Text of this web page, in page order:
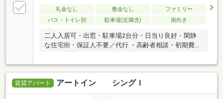
礼金なし 敷金なし
ファミリー
バス・トイレ別
駐車場(近隣含) 南向き
二人入居可・出窓・駐車場2台分・日当り良好・閑静
な住宅街・保証人不要／代行 ・高齢者相談・初期費用
賃貸アパート アートイン シングＩ